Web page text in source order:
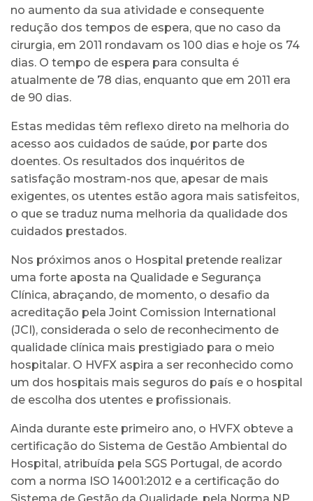
no aumento da sua atividade e consequente
redução dos tempos de espera, que no caso da
cirurgia, em 2011 rondavam os 100 dias e hoje os 74
dias. O tempo de espera para consulta é
atualmente de 78 dias, enquanto que em 2011 era
de 90 dias.
Estas medidas têm reflexo direto na melhoria do
acesso aos cuidados de saúde, por parte dos
doentes. Os resultados dos inquéritos de
satisfação mostram-nos que, apesar de mais
exigentes, os utentes estão agora mais satisfeitos,
o que se traduz numa melhoria da qualidade dos
cuidados prestados.
Nos próximos anos o Hospital pretende realizar
uma forte aposta na Qualidade e Segurança
Clínica, abraçando, de momento, o desafio da
acreditação pela Joint Comission International
(JCI), considerada o selo de reconhecimento de
qualidade clínica mais prestigiado para o meio
hospitalar. O HVFX aspira a ser reconhecido como
um dos hospitais mais seguros do país e o hospital
de escolha dos utentes e profissionais.
Ainda durante este primeiro ano, o HVFX obteve a
certificação do Sistema de Gestão Ambiental do
Hospital, atribuída pela SGS Portugal, de acordo
com a norma ISO 14001:2012 e a certificação do